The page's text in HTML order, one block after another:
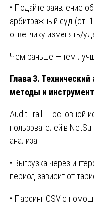
• Подайте заявление
арбитражный суд (ст.
ответчику изменять/
Чем раньше — тем
Глава 3.
методы и
Audit Trail — основной
пользователей в
анализа:
• Выгрузка через
период зависит от
• Парсинг CSV с